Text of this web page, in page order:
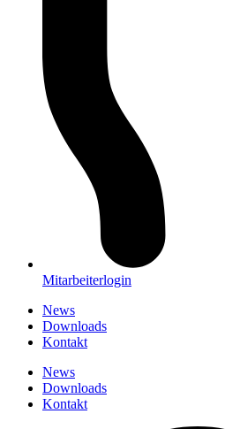
Mitarbeiterlogin
News
Downloads
Kontakt
News
Downloads
Kontakt